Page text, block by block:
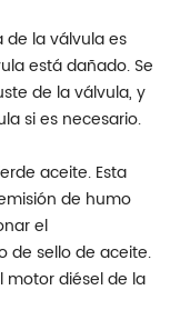
la válvula es
está dañado. Se
de la válvula, y
si es necesario.
aceite. Esta
de humo
el
de sello de aceite.
motor diésel de la